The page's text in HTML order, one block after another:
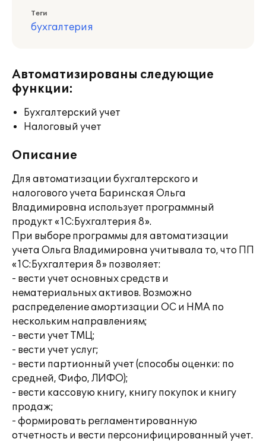
Теги
бухгалтерия
Автоматизированы следующие
функции:
Бухгалтерский учет
Налоговый учет
Описание
Для автоматизации бухгалтерского и
налогового учета Баринская Ольга
Владимировна использует программный
продукт «1С:Бухгалтерия 8».
При выборе программы для автоматизации
учета Ольга Владимировна учитывала то, что ПП
«1С:Бухгалтерия 8» позволяет:
- вести учет основных средств и
нематериальных активов. Возможно
распределение амортизации ОС и НМА по
нескольким направлениям;
- вести учет ТМЦ;
- вести учет услуг;
- вести партионный учет (способы оценки: по
средней, Фифо, ЛИФО);
- вести кассовую книгу, книгу покупок и книгу
продаж;
- формировать регламентированную
отчетность и вести персонифицированный учет.